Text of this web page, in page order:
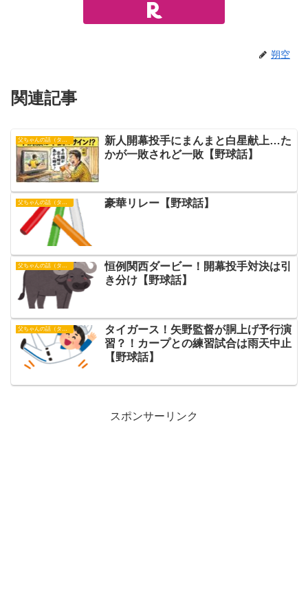
朔空
関連記事
新人開幕投手にまんまと白星献上…た
かが一敗されど一敗【野球話】
父ちゃんの話（タイガース） 豪華リレー【野球話】
父ちゃんの話（タイガース）
恒例関西ダービー！開幕投手対決は引
き分け【野球話】
タイガース！矢野監督が胴上げ予行演
習？！カープとの練習試合は雨天中止
【野球話】
スポンサーリンク